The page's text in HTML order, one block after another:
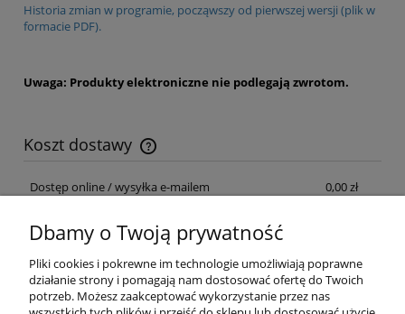
Historia zmian w programie, począwszy od pierwszej wersji (plik w
formacie PDF).
Uwaga: Produkty elektroniczne nie podlegają zwrotom.
Koszt dostawy
Cena nie zawiera ewentualnych kosztów płatności
Dostęp online / wysyłka e-mailem
0,00 zł
O nas
Dbamy o Twoją prywatność
Pliki cookies i pokrewne im technologie umożliwiają poprawne
działanie strony i pomagają nam dostosować ofertę do Twoich
potrzeb. Możesz zaakceptować wykorzystanie przez nas